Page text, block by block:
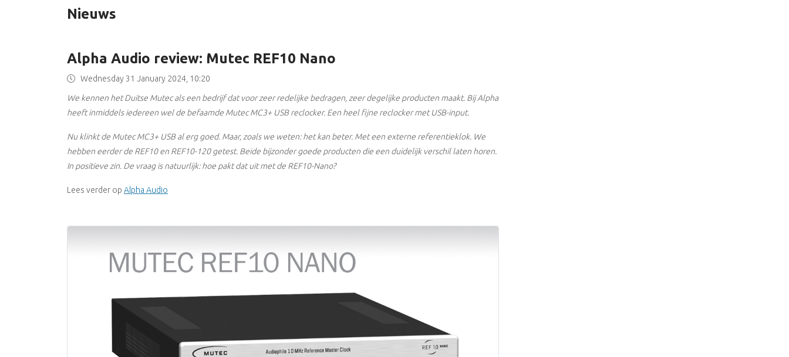
Nieuws
Alpha Audio review: Mutec REF10 Nano
Wednesday 31 January 2024, 10:20
We kennen het Duitse Mutec als een bedrijf dat voor zeer redelijke bedragen, zeer degelijke producten maakt. Bij Alpha
heeft inmiddels iedereen wel de befaamde Mutec MC3+ USB reclocker. Een heel fijne reclocker met USB-input.
Nu klinkt de Mutec MC3+ USB al erg goed. Maar, zoals we weten: het kan beter. Met een externe referentieklok. We
hebben eerder de REF10 en REF10-120 getest. Beide bijzonder goede producten die een duidelijk verschil laten horen.
In positieve zin. De vraag is natuurlijk: hoe pakt dat uit met de REF10-Nano?
Lees verder op Alpha Audio